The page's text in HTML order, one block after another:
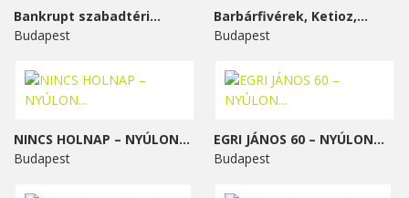
Bankrupt szabadtéri...
Budapest
Barbárfivérek, Ketioz,...
Budapest
NINCS HOLNAP – NYÚLON...
Budapest
EGRI JÁNOS 60 – NYÚLON...
Budapest